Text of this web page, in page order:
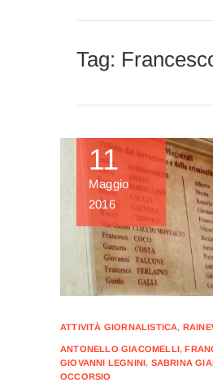
Tag:
11
Maggio
2016
ATTIVITÀ GIORNALISTICA,
ANTONELLO GIACOMELLI,
GIOVANNI LEGNINI, SABRINA
OCCORSIO